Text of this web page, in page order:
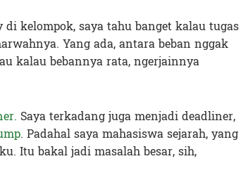
kelompok, saya tahu banget kalau tugas
Yang ada, antara beban nggak
kalau bebannya rata, ngerjainnya
Saya terkadang juga menjadi deadliner,
. Padahal saya mahasiswa sejarah, yang
Itu bakal jadi masalah besar, sih,